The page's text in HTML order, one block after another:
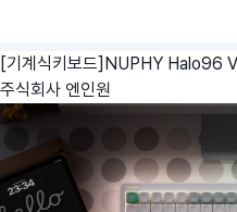
[기계식키보드]NUPHY Halo96
주식회사 엔인원